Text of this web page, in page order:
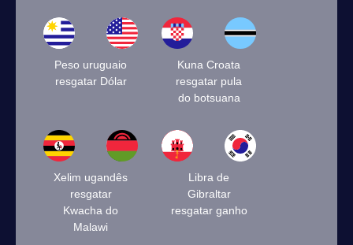
Peso uruguaio
resgatar Dólar
Kuna Croata
resgatar pula
do botsuana
Xelim ugandês
resgatar
Kwacha do
Malawi
Libra de
Gibraltar
resgatar ganho